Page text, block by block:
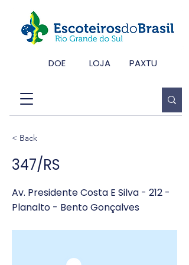
DOE LOJA PAXTU
< Back
347/RS
Av. Presidente Costa E Silva - 212 -
Planalto - Bento Gonçalves